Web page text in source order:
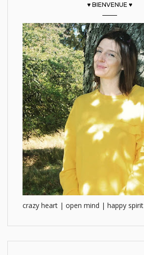
♥ BIENVENUE ♥
crazy heart | open mind | happy spirit